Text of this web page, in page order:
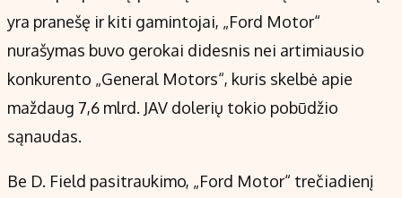
yra pranešę ir kiti gamintojai, „Ford Motor“
nurašymas buvo gerokai didesnis nei artimiausio
konkurento „General Motors“, kuris skelbė apie
maždaug 7,6 mlrd. JAV dolerių tokio pobūdžio
sąnaudas.
Be D. Field pasitraukimo, „Ford Motor“ trečiadienį